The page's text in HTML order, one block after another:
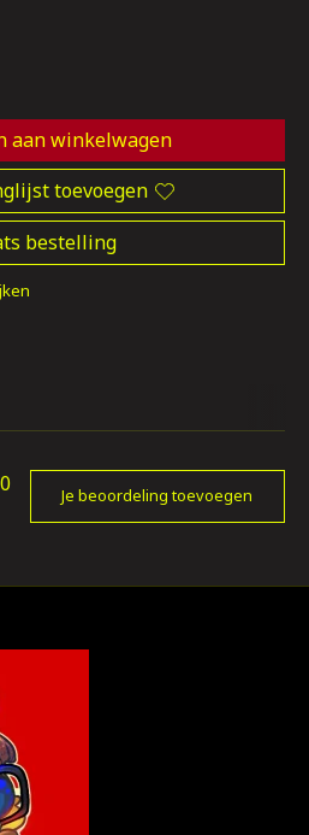
aan winkelwagen
toevoegen
bestelling
0
Je beoordeling toevoegen